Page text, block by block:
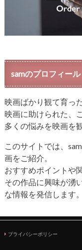
samのプロフィール
映画ばかり観て育っ
映画に助けられた、
多くの悩みを映画を
このサイトでは、
画をご紹介。
おすすめポイントや
その作品に興味が湧
な情報を発信します。
プライバシーポリシー